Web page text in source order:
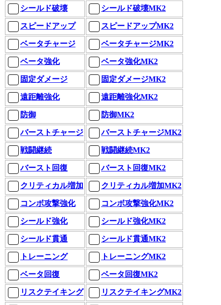
シールド破壊 シールド破壊MK2
スピードアップ スピードアップMK2
ベータチャージ ベータチャージMK2
ベータ強化 ベータ強化MK2
固定ダメージ 固定ダメージMK2
遠距離強化 遠距離強化MK2
防御 防御MK2
バーストチャージ バーストチャージMK2
戦闘継続 戦闘継続MK2
バースト回復 バースト回復MK2
クリティカル増加 クリティカル増加MK2
コンボ攻撃強化 コンボ攻撃強化MK2
シールド強化 シールド強化MK2
シールド貫通 シールド貫通MK2
トレーニング トレーニングMK2
ベータ回復 ベータ回復MK2
リスクテイキング リスクテイキングMK2